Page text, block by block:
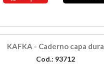
KAFKA - Caderno capa dura
Cod.: 93712